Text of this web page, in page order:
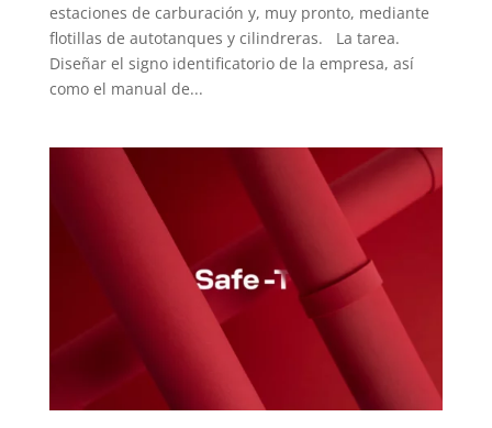
estaciones de carburación y, muy pronto, mediante
flotillas de autotanques y cilindreras. La tarea.
Diseñar el signo identificatorio de la empresa, así
como el manual de...